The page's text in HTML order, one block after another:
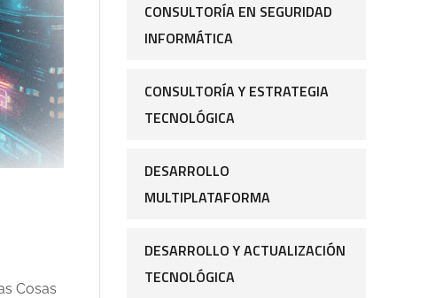
Cosas
CONSULTORÍA EN SEGURIDAD
INFORMÁTICA
CONSULTORÍA Y ESTRATEGIA
TECNOLÓGICA
DESARROLLO
MULTIPLATAFORMA
DESARROLLO Y ACTUALIZACIÓN
TECNOLÓGICA